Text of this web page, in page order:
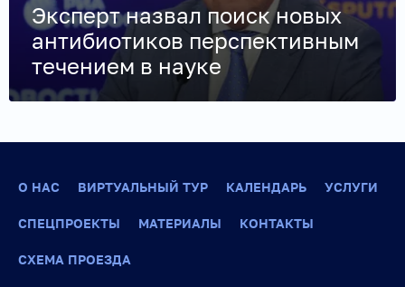
Эксперт назвал поиск новых
антибиотиков перспективным
течением в науке
О НАС ВИРТУАЛЬНЫЙ ТУР КАЛЕНДАРЬ УСЛУГИ
СПЕЦПРОЕКТЫ МАТЕРИАЛЫ КОНТАКТЫ
СХЕМА ПРОЕЗДА